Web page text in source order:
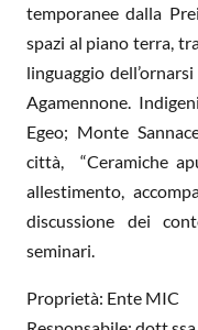
temporanee dalla
spazi al piano terra,
linguaggio
Agamennone.
Egeo; Monte
città, “Ceramiche
allestimento,
discussione dei
seminari.
Proprietà: Ente MIC